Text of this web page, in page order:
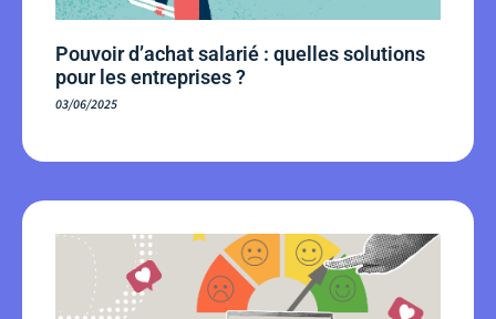
Pouvoir d’achat salarié : quelles solutions
pour les entreprises ?
03/06/2025